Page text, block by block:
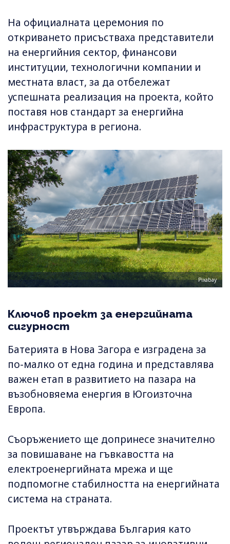
На официалната церемония по
откриването присъстваха представители
на енергийния сектор, финансови
институции, технологични компании и
местната власт, за да отбележат
успешната реализация на проекта, който
поставя нов стандарт за енергийна
инфраструктура в региона.
Pixabay
Ключов проект за енергийната
сигурност
Батерията в Нова Загора е изградена за
по-малко от една година и представлява
важен етап в развитието на пазара на
възобновяема енергия в Югоизточна
Европа.
Съоръжението ще допринесе значително
за повишаване на гъвкавостта на
електроенергийната мрежа и ще
подпомогне стабилността на енергийната
система на страната.
Проектът утвърждава България като